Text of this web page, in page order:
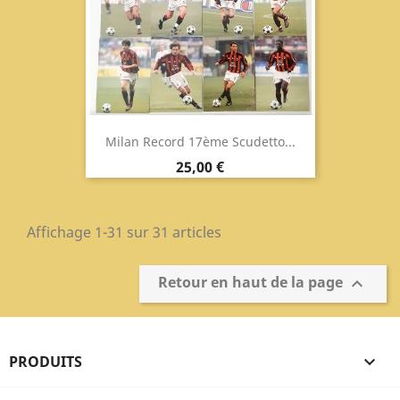
Milan Record 17ème Scudetto...
Prix
25,00 €
Affichage 1-31 sur 31 articles
Retour en haut de la page 
PRODUITS 